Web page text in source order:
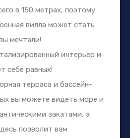
в 150 метрах, поэтому
вилла может стать
мечтали!
интерьер и
себе равных!
терраса и бассейн-
вы можете видеть море и
закатами, а
позволит вам